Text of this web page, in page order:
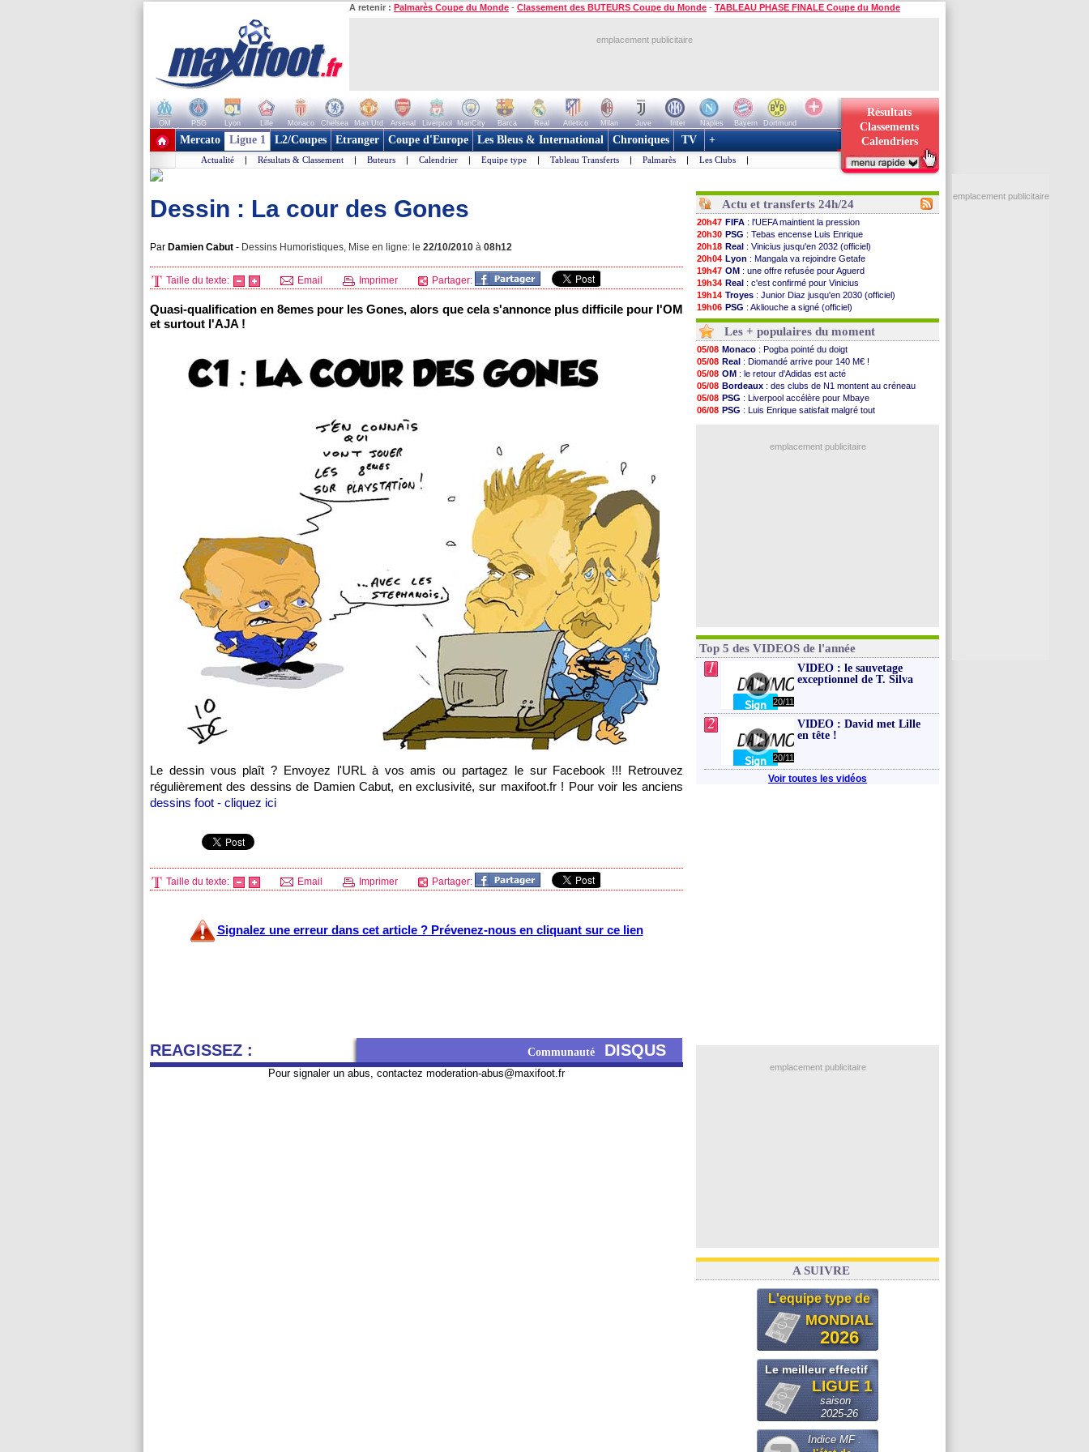
A retenir : Palmarès Coupe du Monde - Classement des BUTEURS Coupe du Monde - TABLEAU PHASE FINALE Coupe du Monde
emplacement publicitaire
OM PSG Lyon Lille Monaco Chelsea Man Utd Arsenal Liverpool ManCity Barca Real Atletico Milan Juve Inter Naples Bayern
Dortmund
+ de clubs
Résultats
Classements
Calendriers
Mercato Ligue 1 L2/Coupes Etranger Coupe d'Europe Les Bleus & International Chroniques TV +
Actualité | Résultats & Classement | Buteurs | Calendrier | Equipe type | Tableau Transferts | Palmarès | Les Clubs |
Dessin : La cour des Gones
Par Damien Cabut - Dessins Humoristiques, Mise en ligne: le 22/10/2010 à 08h12
Taille du texte: Email Imprimer Partager:
Quasi-qualification en 8emes pour les Gones, alors que cela s'annonce plus difficile pour l'OM
et surtout l'AJA !
Le dessin vous plaît ? Envoyez l'URL à vos amis ou partagez le sur Facebook !!! Retrouvez
régulièrement des dessins de Damien Cabut, en exclusivité, sur maxifoot.fr ! Pour voir les anciens
dessins foot - cliquez ici
Taille du texte: Email Imprimer Partager:
Signalez une erreur dans cet article ? Prévenez-nous en cliquant sur ce lien
REAGISSEZ : Communauté DISQUS
Pour signaler un abus, contactez moderation-abus@maxifoot.fr
Actu et transferts 24h/24
20h47 FIFA : l'UEFA maintient la pression
20h30 PSG : Tebas encense Luis Enrique
20h18 Real : Vinicius jusqu'en 2032 (officiel)
20h04 Lyon : Mangala va rejoindre Getafe
19h47 OM : une offre refusée pour Aguerd
19h34 Real : c'est confirmé pour Vinicius
19h14 Troyes : Junior Diaz jusqu'en 2030 (officiel)
19h06 PSG : Akliouche a signé (officiel)
18h50 OM: une offre pour Bulka
18h30
PSG : contrat signé pour Akliouche
18h20 Ouganda: Owori battu à mort à Kampala
17h58
Arsenal : Arteta veut créer une dynastie
17h47
Chelsea: Palace a fait son offre pour Disasi
17h34
FIFA: le gouvernement espagnol s'en mêle
17h22
PSG: l'étonnante rumeur Gusto
17h10
Bologne: Dallinga est sur le marché
16h59
OM : accord trouvé avec Man City pour Rulli
: Juanlu signe à Bournemouth (officiel)
Les + populaires du moment
05/08 Monaco : Pogba pointé du doigt
05/08 Real : Diomandé arrive pour 140 M€ !
05/08 OM : le retour d'Adidas est acté
05/08 Bordeaux : des clubs de N1 montent au créneau
05/08 PSG : Liverpool accélère pour Mbaye
06/08 PSG : Luis Enrique satisfait malgré tout
emplacement publicitaire
Top 5 des VIDEOS de l'année
1
20/11
VIDEO : le sauvetage
exceptionnel de T. Silva
2
20/11
VIDEO : David met Lille
en tête !
Voir toutes les vidéos
emplacement publicitaire
A SUIVRE
L'equipe type de
MONDIAL
2026
Le meilleur effectif
LIGUE 1
saison
2025-26
Indice MF :
emplacement publicitaire